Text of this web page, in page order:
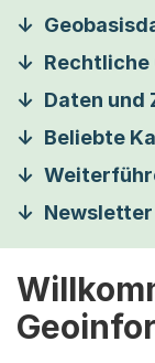
Rechtliche
Daten und
Beliebte
Newsletter